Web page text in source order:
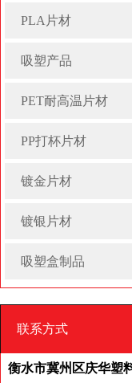
PLA片材
吸塑产品
PET耐高温片材
PP打杯片材
镀金片材
镀银片材
吸塑盒制品
联系方式
衡水市冀州区庆华塑